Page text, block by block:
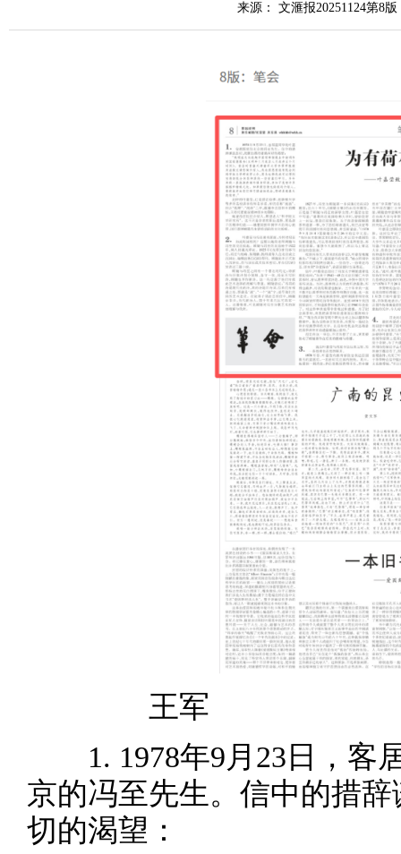
来源： 文滙报20251124第8版
王军
1. 1978年9月23日，客
京的冯至先生。信中的措
切的渴望：